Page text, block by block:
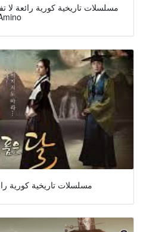
مسلسلات تاريخية كورية رائعة لا
مسلسلات تاريخية كورية